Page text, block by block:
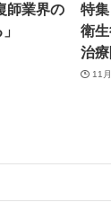
師業界の
特
衛
治
11